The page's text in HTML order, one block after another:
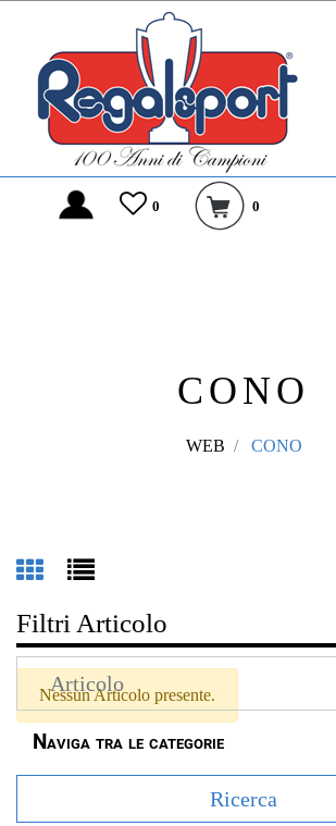
0 0
CONO
WEB CONO
Nessun Articolo presente.
Filtri Articolo
Naviga tra le categorie